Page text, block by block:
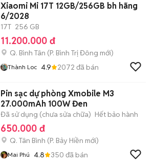
Xiaomi Mi 17T 12GB/256GB bh hãng
6/2028
17T 256 GB
11.200.000 đ
Q. Bình Tân (P. Bình Trị Đông mới)
Thành Loc 4.9 2072 đã bán
Pin sạc dự phòng Xmobile M3
27.000mAh 100W Đen
Đã sử dụng (chưa sửa chữa) Hết bảo hành
650.000 đ
Q. Tân Bình (P. Bảy Hiền mới)
Mai Phú 4.8 350 đã bán